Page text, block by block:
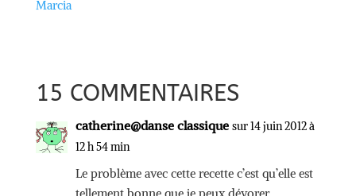
Marcia
15 COMMENTAIRES
catherine@danse classique sur 14 juin 2012 à
12 h 54 min
Le problème avec cette recette c’est qu’elle est